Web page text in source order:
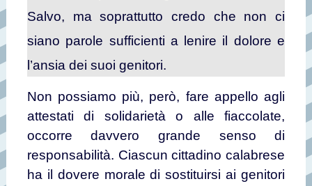
Salvo, ma soprattutto credo che non ci
siano parole sufficienti a lenire il dolore e
l’ansia dei suoi genitori.
Non possiamo più, però, fare appello agli
attestati di solidarietà o alle fiaccolate,
occorre davvero grande senso di
responsabilità. Ciascun cittadino calabrese
ha il dovere morale di sostituirsi ai genitori